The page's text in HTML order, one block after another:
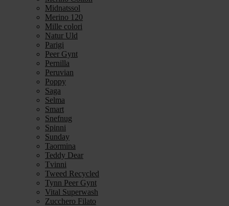
Midnatssol
Merino 120
Mille colori
Natur Uld
Parigi
Peer Gynt
Pernilla
Peruvian
Poppy
Saga
Selma
Smart
Snefnug
Spinni
Sunday
Taormina
Teddy Dear
Tvinni
Tweed Recycled
Tynn Peer Gynt
Vital Superwash
Zucchero Filato